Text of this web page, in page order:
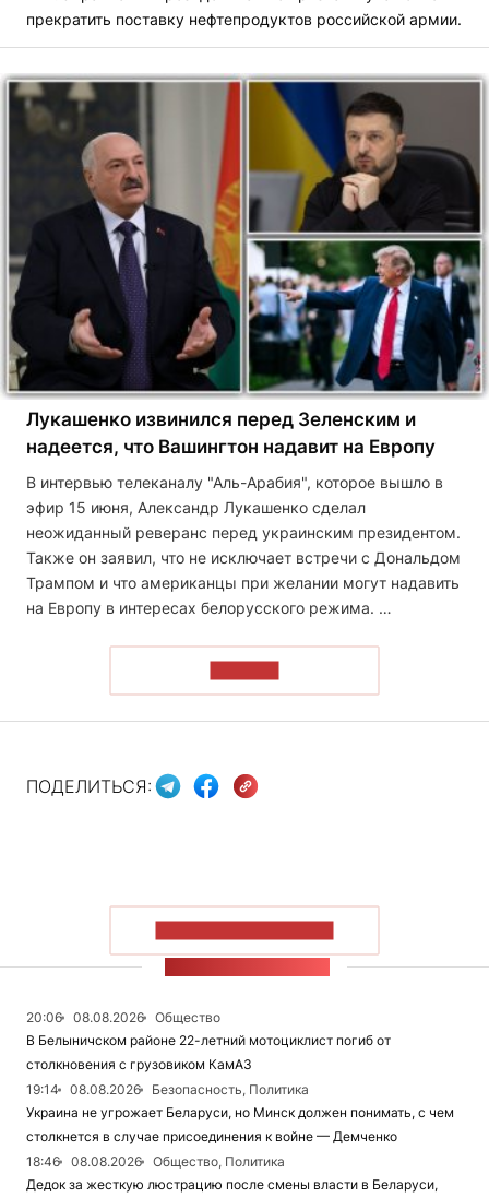
прекратить поставку нефтепродуктов российской армии.
Лукашенко извинился перед Зеленским и
надеется, что Вашингтон надавит на Европу
В интервью телеканалу "Аль-Арабия", которое вышло в
эфир 15 июня, Александр Лукашенко сделал
неожиданный реверанс перед украинским президентом.
Также он заявил, что не исключает встречи с Дональдом
Трампом и что американцы при желании могут надавить
на Европу в интересах белорусского режима. …
ПОДЕЛИТЬСЯ:
20:06 08.08.2026
Общество
В Белыничском районе 22-летний мотоциклист погиб от
столкновения с грузовиком КамАЗ
19:14
08.08.2026
Безопасность, Политика
Украина не угрожает Беларуси, но Минск должен понимать, с чем
столкнется в случае присоединения к войне — Демченко
18:46
08.08.2026
Общество, Политика
Дедок за жесткую люстрацию после смены власти в Беларуси,